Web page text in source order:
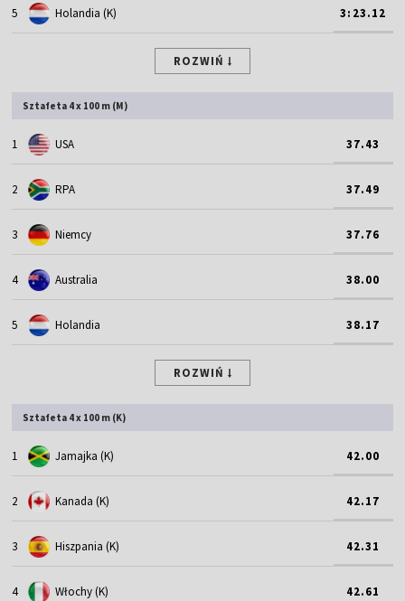
5 Holandia (K) 3:23.12
ROZWIŃ
Sztafeta 4 x 100 m (M)
1 USA 37.43
2 RPA 37.49
3 Niemcy 37.76
4 Australia 38.00
5 Holandia 38.17
ROZWIŃ
Sztafeta 4 x 100 m (K)
1 Jamajka (K) 42.00
2 Kanada (K) 42.17
3 Hiszpania (K) 42.31
4 Włochy (K) 42.61